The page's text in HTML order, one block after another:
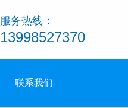
服务热线：
13998527370
联系我们